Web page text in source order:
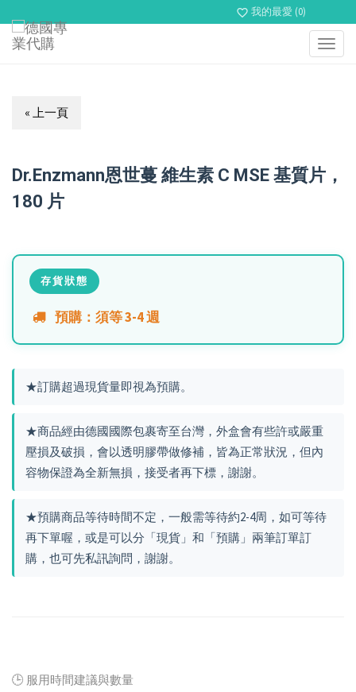
favorite_border 我的最愛 (0)
« 上一頁
Dr.Enzmann恩世蔓 維生素 C MSE 基質片，
180 片
存貨狀態
預購：須等 3-4 週
★訂購超過現貨量即視為預購。
★商品經由德國國際包裹寄至台灣，外盒會有些許或嚴重
壓損及破損，會以透明膠帶做修補，皆為正常狀況，但內
容物保證為全新無損，接受者再下標，謝謝。
★預購商品等待時間不定，一般需等待約2-4周，如可等待
再下單喔，或是可以分「現貨」和「預購」兩筆訂單訂
購，也可先私訊詢問，謝謝。
🕒 服用時間建議與數量